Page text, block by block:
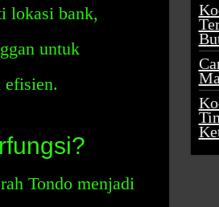
lokasi bank,
untuk
efisien.
Tondo menjadi